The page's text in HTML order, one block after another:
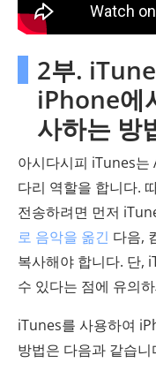
2부.
iPhone에
사하는 방
아시다시피 iTunes
다리 역할을 합니다.
전송하려면 먼저
로 음악을 옮긴 다음,
복사해야 합니다. 단,
수 있다는 점에 유의
iTunes를 사용하여
방법은 다음과 같습니